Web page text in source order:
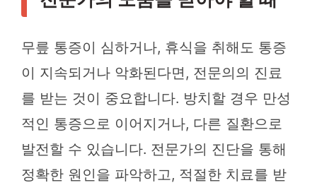
무릎 통증이 심하거나, 휴식을 취해도 통증
이 지속되거나 악화된다면, 전문의의 진료
를 받는 것이 중요합니다. 방치할 경우 만성
적인 통증으로 이어지거나, 다른 질환으로
발전할 수 있습니다. 전문가의 진단을 통해
정확한 원인을 파악하고, 적절한 치료를 받